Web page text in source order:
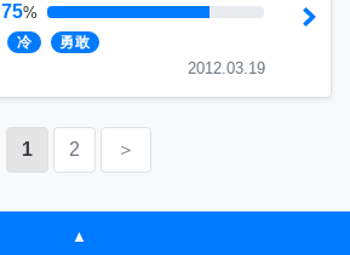
75%
冷 勇敢
2012.03.19
1 2 ＞
▲